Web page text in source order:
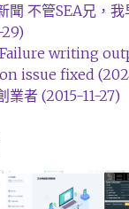
聞 不管SEA兄，我
Failure writing
issue fixed
業者 (2015-11-27)